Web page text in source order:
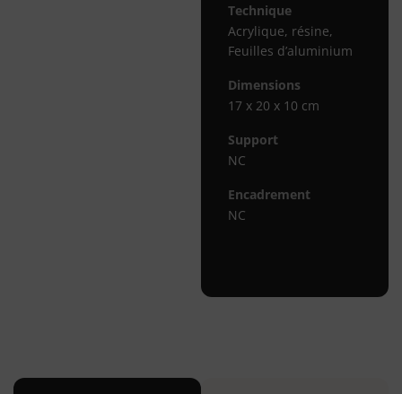
Technique
Acrylique, résine,
Feuilles d’aluminium
Dimensions
17 x 20 x 10 cm
Support
NC
Encadrement
NC